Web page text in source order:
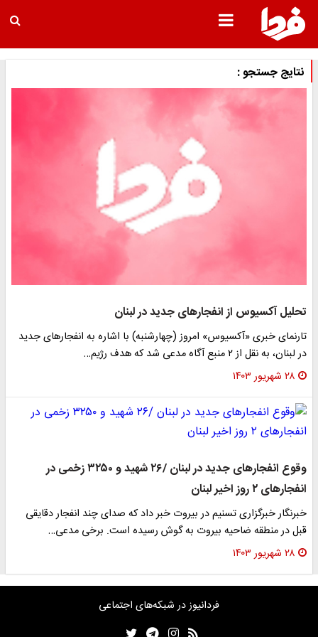
نتایج جستجو :
تحلیل آکسیوس از انفجارهای جدید در لبنان
تارنمای خبری «آکسیوس» امروز (چهارشنبه) با اشاره به انفجارهای جدید
در لبنان، به نقل از ۲ منبع آگاه مدعی شد که هدف رژیم…
۲۸ شهریور ۱۴۰۳
وقوع انفجارهای جدید در لبنان /۲۶ شهید و ۳۲۵۰ زخمی در
انفجارهای ۲ روز اخیر لبنان
خبرنگار خبرگزاری تسنیم در بیروت خبر داد که صدای چند انفجار دقایقی
قبل در منطقه ضاحیه بیروت به گوش رسیده است. برخی مدعی…
۲۸ شهریور ۱۴۰۳
فردانیوز در شبکه‌های اجتماعی